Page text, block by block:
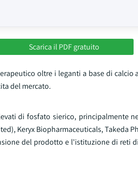
Scarica il PDF gratuito
oltre i leganti a base di calcio
del mercato.
di fosfato sierico, principalmente
Keryx Biopharmaceuticals, Takeda
del prodotto e l'istituzione di reti